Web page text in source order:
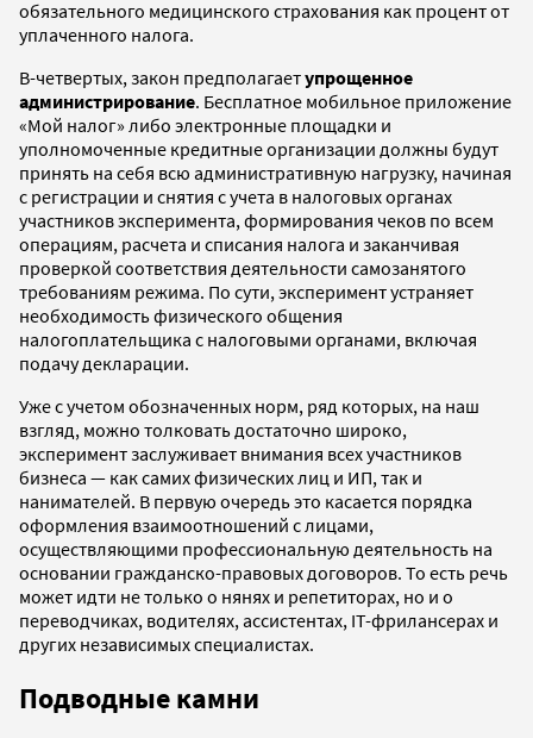
обязательного медицинского страхования как процент от
уплаченного налога.
В-четвертых, закон предполагаетупрощенное
администрирование. Бесплатное мобильное приложение
«Мой налог» либо электронные площадки и
уполномоченные кредитные организации должны будут
принять на себя всю административную нагрузку, начиная
с регистрации и снятия с учета в налоговых органах
участников эксперимента, формирования чеков по всем
операциям, расчета и списания налога и заканчивая
проверкой соответствия деятельности самозанятого
требованиям режима. По сути, эксперимент устраняет
необходимость физического общения
налогоплательщика с налоговыми органами, включая
подачу декларации.
Уже с учетом обозначенных норм, ряд которых, на наш
взгляд, можно толковать достаточно широко,
эксперимент заслуживает внимания всех участников
бизнеса — как самих физических лиц и ИП, так и
нанимателей. В первую очередь это касается порядка
оформления взаимоотношений с лицами,
осуществляющими профессиональную деятельность на
основании гражданско-правовых договоров. То есть речь
может идти не только о нянях и репетиторах, но и о
переводчиках, водителях, ассистентах, IТ-фрилансерах и
других независимых специалистах.
Подводные камни